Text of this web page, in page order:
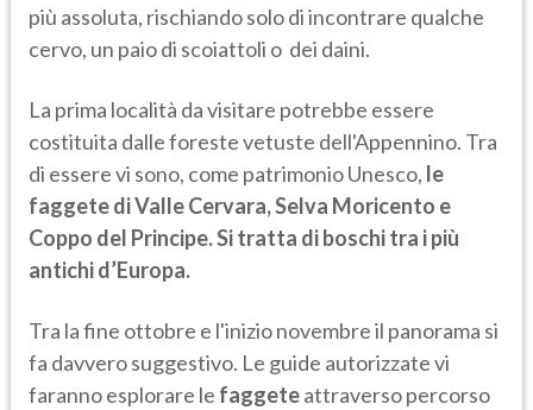
più assoluta, rischiando solo di incontrare qualche
cervo, un paio di scoiattoli o dei daini.
La prima località da visitare potrebbe essere
costituita dalle foreste vetuste dell'Appennino. Tra
di essere vi sono, come patrimonio Unesco, le
faggete di Valle Cervara, Selva Moricento e
Coppo del Principe.Si tratta di boschi tra i più
antichi d’Europa.
Tra la fine ottobre e l'inizio novembre il panorama si
fa davvero suggestivo. Le guide autorizzate vi
faranno esplorare le faggeteattraverso percorso